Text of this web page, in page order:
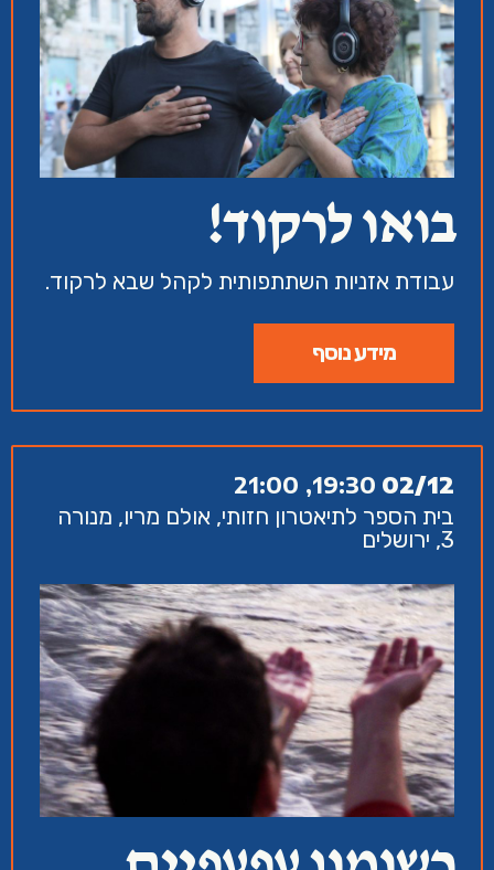
בואו לרקוד!
עבודת אזניות השתתפותית לקהל שבא לרקוד.
מידע נוסף
02/12
19:30, 21:00
בית הספר לתיאטרון חזותי, אולם מריו, מנורה
3, ירושלים